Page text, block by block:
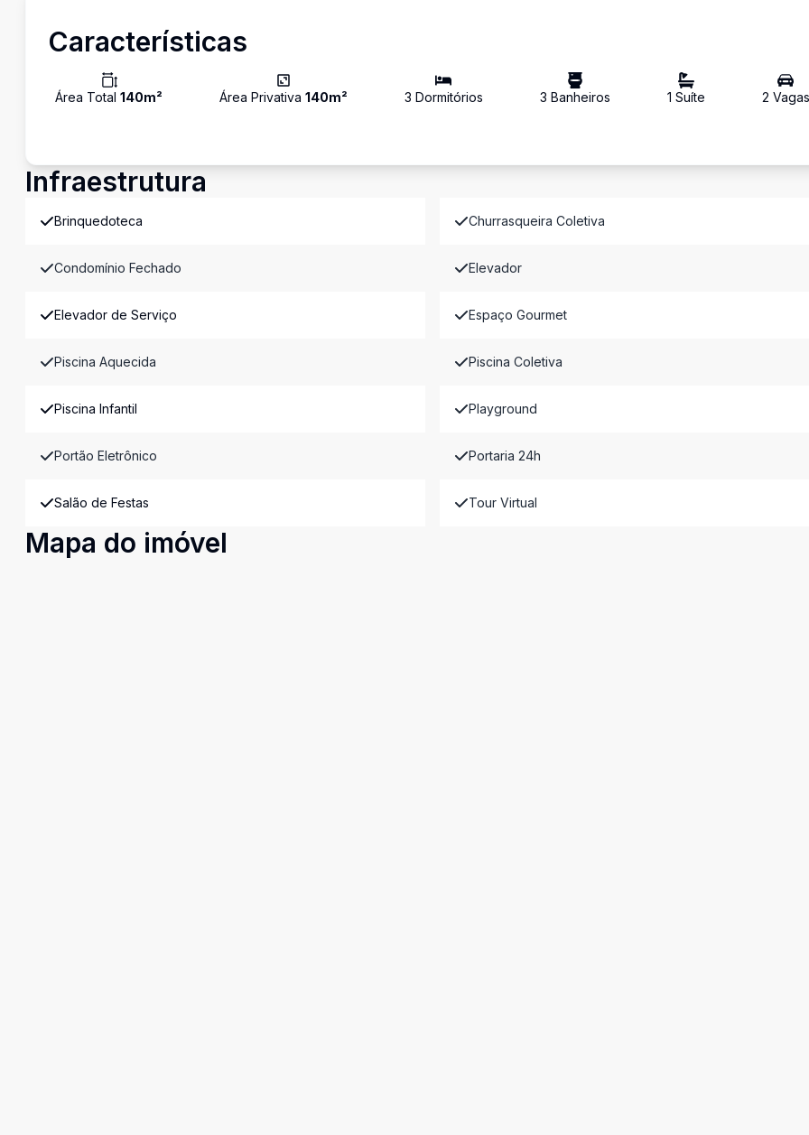
Características
Área Total 140m² Área Privativa 140m² 3 Dormitórios 3 Banheiros 1 Suíte 2 Vagas
Infraestrutura
Brinquedoteca Churrasqueira Coletiva
Condomínio Fechado Elevador
Elevador de Serviço Espaço Gourmet
Piscina Aquecida Piscina Coletiva
Piscina Infantil Playground
Portão Eletrônico Portaria 24h
Salão de Festas Tour Virtual
Mapa do imóvel